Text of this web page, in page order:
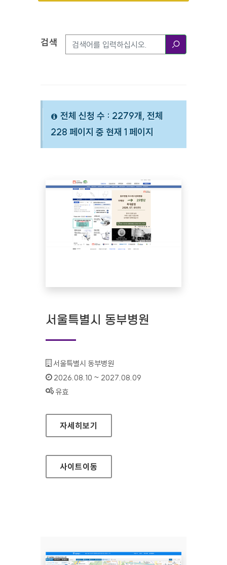
검색옵션
검색
전체 신청 수 : 2279개, 전체
228 페이지 중 현재 1 페이지
서울특별시 동부병원
기관명 :
서울특별시 동부병원
인증기간 :
2026.08.10 ~ 2027.08.09
상태 :
유효
서울특별시 동부병원
자세히보기
사이트이동